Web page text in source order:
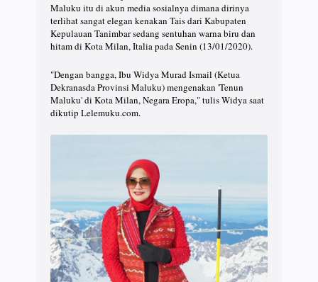
Maluku itu di akun media sosialnya dimana dirinya
terlihat sangat elegan kenakan Tais dari Kabupaten
Kepulauan Tanimbar sedang sentuhan warna biru dan
hitam di Kota Milan, Italia pada Senin (13/01/2020).
"Dengan bangga, Ibu Widya Murad Ismail (Ketua
Dekranasda Provinsi Maluku) mengenakan 'Tenun
Maluku' di Kota Milan, Negara Eropa," tulis Widya saat
dikutip Lelemuku.com.